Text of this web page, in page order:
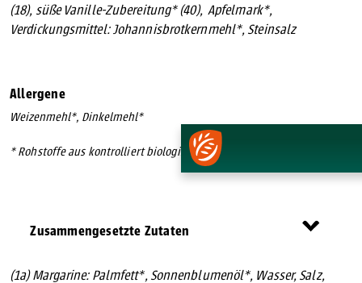
(18), süße Vanille-Zubereitung* (40), Apfelmark*,
Verdickungsmittel: Johannisbrotkernmehl*, Steinsalz
Allergene
Weizenmehl*, Dinkelmehl*
* Rohstoffe aus kontrolliert biologischem Anbau.
Zusammengesetzte Zutaten
(1a) Margarine: Palmfett*, Sonnenblumenöl*, Wasser, Salz,